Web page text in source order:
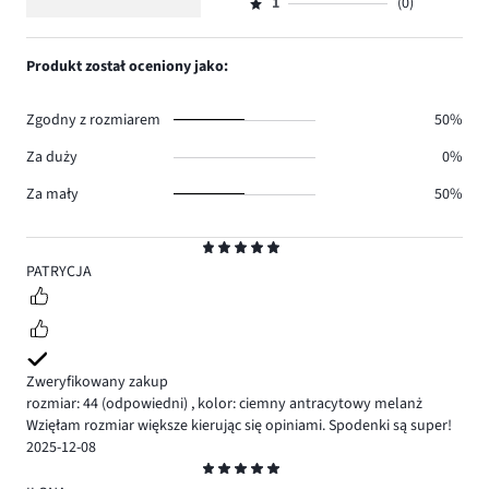
5
PATRYCJA
Zweryfikowany zakup
rozmiar: 44 (odpowiedni) , kolor: ciemny antracytowy melanż
Wzięłam rozmiar większe kierując się opiniami. Spodenki są super!
2025-12-08
2,
Ocena
1,
Produkt został oceniony jako:
Zgodny z rozmiarem
50%
Za duży
0%
Za mały
50%